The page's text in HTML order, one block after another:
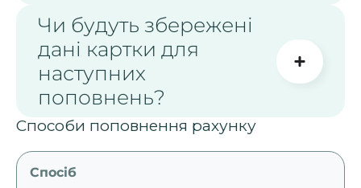
Чи будуть збережені
дані картки для
наступних
поповнень?
Способи поповнення рахунку